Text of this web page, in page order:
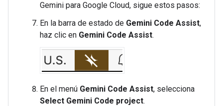
Gemini para Google Cloud, sigue estos pasos:
En la barra de estado de Gemini Code Assist,
haz clic en Gemini Code Assist.
En el menú Gemini Code Assist, selecciona
Select Gemini Code project.